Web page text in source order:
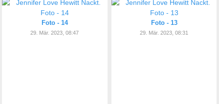
Foto - 14
29. Mär. 2023, 08:47
Foto - 13
29. Mär. 2023, 08:31